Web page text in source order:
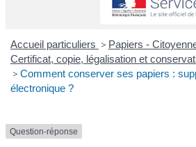
Accueil particuliers > Papiers -
Certificat, copie, légalisation et
> Comment conserver ses papiers :
électronique ?
Question-réponse